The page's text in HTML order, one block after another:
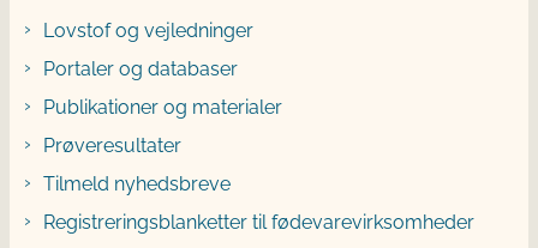
Lovstof og vejledninger
Portaler og databaser
Publikationer og materialer
Prøveresultater
Tilmeld nyhedsbreve
Registreringsblanketter til fødevarevirksomheder